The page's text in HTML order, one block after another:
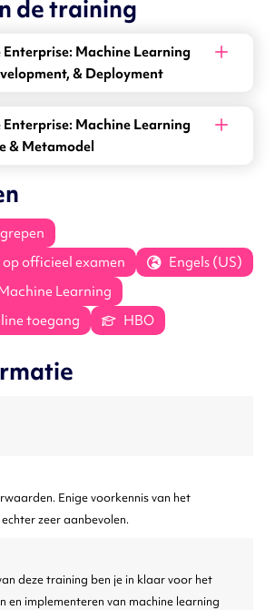
de training
Machine Learning
& Deployment
Machine Learning
& Metamodel
officieel examen
Engels (US)
Learning
toegang
HBO
Enige voorkennis van het
zeer aanbevolen.
deze training ben je in klaar voor het
en implementeren van machine learning